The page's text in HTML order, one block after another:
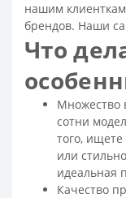
Сапоги женские
Женские осенние
Сапоги осенние
Сапоги кожаные
Сапоги
Сапоги
Осенние сапоги
Сапоги
нашим
брендов. Наши
Что
Множество
сотни
того,
или
идеальная
Качество